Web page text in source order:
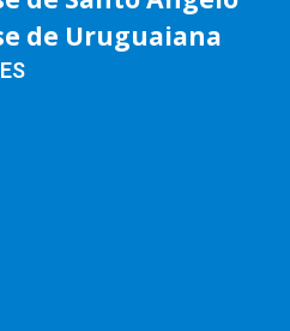
de Uruguaiana